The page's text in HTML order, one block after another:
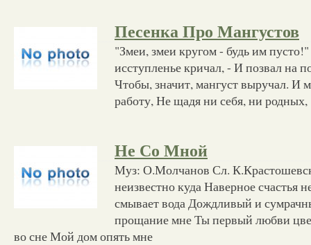
Песенка Про Мангустов
"Змеи, змеи кругом - будь им
исступленье кричал, - И позвал на
Чтобы, значит, мангуст выручал. И
работу, Не щадя ни себя, ни родных,
Не Со Мной
Муз: О.Молчанов Сл.
неизвестно куда Наверное счастья
смывает вода Дождливый и
прощание мне Ты первый любви
во сне Мой дом опять мне